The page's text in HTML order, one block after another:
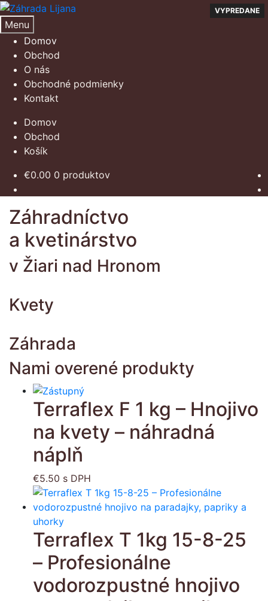
Preskočiť
na
navigáciu
Preskočiť
na
obsah
Menu
Domov
Obchod
O nás
Obchodné podmienky
Kontakt
Domov
Obchod
Košík
€0.00 0 produktov
Záhradníctvo
a kvetinárstvo
v Žiari nad Hronom
Kvety
Záhrada
Nami overené produkty
Terraflex F 1 kg – Hnojivo
na kvety – náhradná
náplň
€5.50 s DPH
Terraflex T 1kg 15-8-25
– Profesionálne
vodorozpustné hnojivo
VYPREDANE